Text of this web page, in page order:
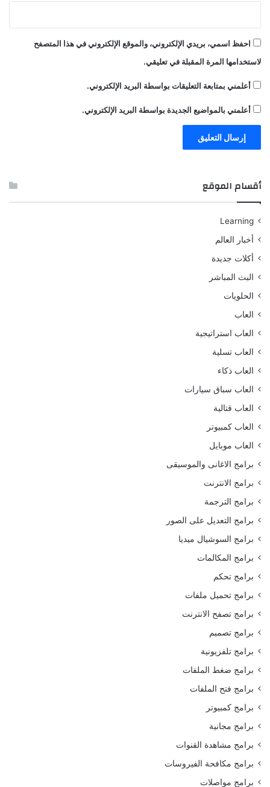
احفظ اسمي، بريدي الإلكتروني، والموقع الإلكتروني في هذا المتصفح
لاستخدامها المرة المقبلة في تعليقي.
أعلمني بمتابعة التعليقات بواسطة البريد الإلكتروني.
أعلمني بالمواضيع الجديدة بواسطة البريد الإلكتروني.
أقسام الموقع
Learning
أخبار العالم
أكلات جديدة
البث المباشر
الحلويات
العاب
العاب استراتيجية
العاب تسلية
العاب ذكاء
العاب سباق سيارات
العاب قتالية
العاب كمبيوتر
العاب موبايل
برامج الاغانى والموسيقى
برامج الانترنت
برامج الترجمة
برامج التعديل على الصور
برامج السوشيال ميديا
برامج المكالمات
برامج تحكم
برامج تحميل ملفات
برامج تصفح الانترنت
برامج تصميم
برامج تلفزيونية
برامج ضغط الملفات
برامج فتح الملفات
برامج كمبيوتر
برامج مجانية
برامج مشاهدة القنوات
برامج مكافحة الفيروسات
برامج مواصلات